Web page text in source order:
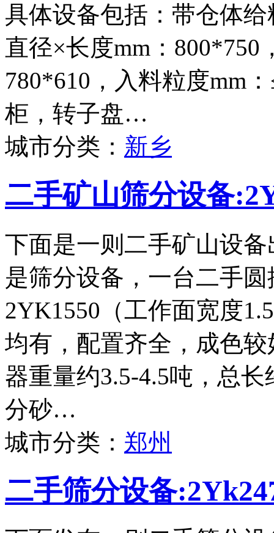
具体设备包括：带仓体
直径×长度mm：
780*610，入料粒度mm
柜，转子盘…
城市分类： 新乡
二手矿山筛分设备
下面是一则二手矿山设
是筛分设备，一台二手
2YK1550（工作面宽度
均有，配置齐全，成色
器重量约3.5-4.5吨，总
分砂…
城市分类： 郑州
二手筛分设备